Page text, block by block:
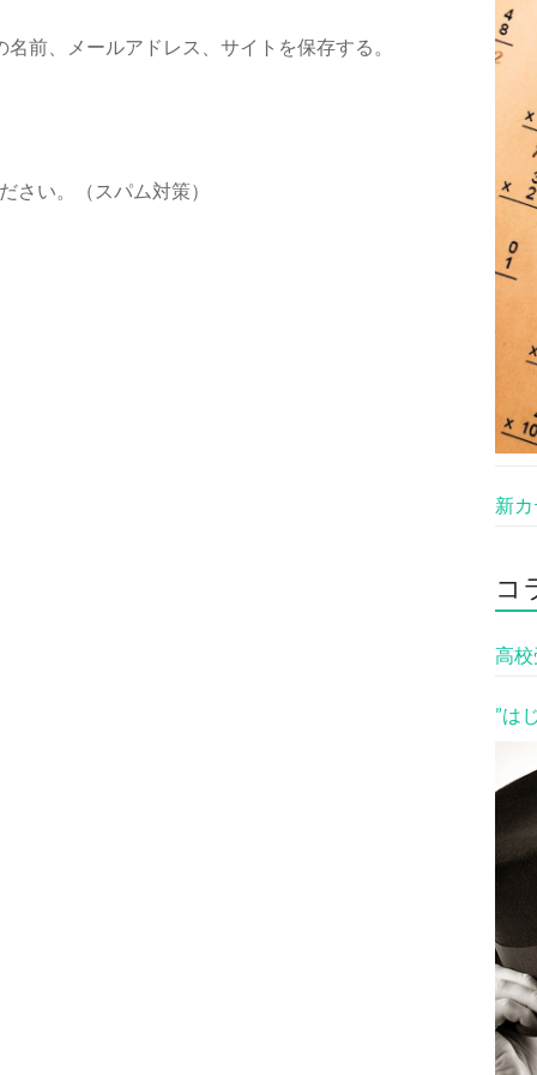
前、メールアドレス、サイトを保存する。
さい。（スパム対策）
新
コ
高
”は